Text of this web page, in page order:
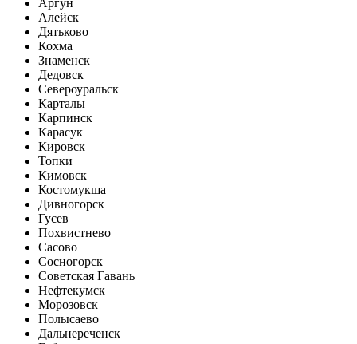
Аргун
Алейск
Дятьково
Кохма
Знаменск
Дедовск
Североуральск
Карталы
Карпинск
Карасук
Кировск
Топки
Кимовск
Костомукша
Дивногорск
Гусев
Похвистнево
Сасово
Сосногорск
Советская Гавань
Нефтекумск
Морозовск
Полысаево
Дальнереченск